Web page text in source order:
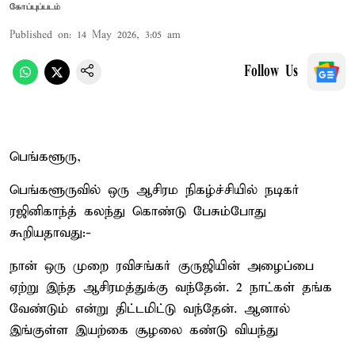
கோப்புப்படம்
Published on: 14 May 2026, 3:05 am
Follow Us
பெங்களூரு,
பெங்களூருவில் ஒரு ஆசிரம நிகழ்ச்சியில் நடிகர்
ரஜினிகாந்த் கலந்து கொண்டு பேசும்போது
கூறியதாவது:-
நான் ஒரு முறை ரவிசங்கர் குருஜியின் அழைப்பை
ஏற்று இந்த ஆசிரமத்துக்கு வந்தேன். 2 நாட்கள் தங்க
வேண்டும் என்று திட்டமிட்டு வந்தேன். ஆனால்
இங்குள்ள இயற்கை சூழலை கண்டு வியந்து